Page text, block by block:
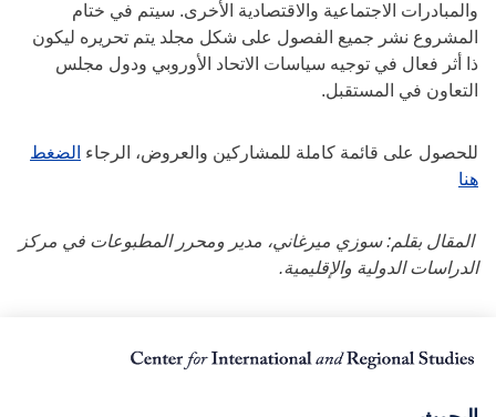
والمبادرات الاجتماعية والاقتصادية الأخرى. سيتم في ختام
المشروع نشر جميع الفصول على شكل مجلد يتم تحريره ليكون
ذا أثر فعال في توجيه سياسات الاتحاد الأوروبي ودول مجلس
التعاون في المستقبل.
للحصول على قائمة كاملة للمشاركين والعروض، الرجاء الضغط
هنا
المقال بقلم: سوزي ميرغاني، مدير ومحرر المطبوعات في مركز
الدراسات الدولية والإقليمية.